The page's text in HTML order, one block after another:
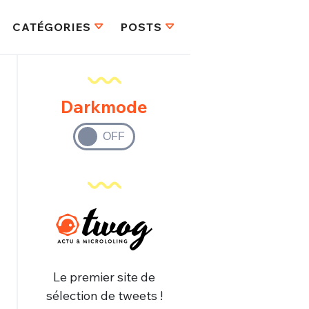
CATÉGORIES POSTS
Darkmode
Le premier site de
sélection de tweets !